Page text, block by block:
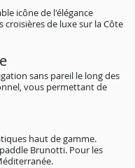
icône de l'élégance
de luxe sur la Côte
sans pareil le long des
vous permettant de
haut de gamme.
Brunotti. Pour les